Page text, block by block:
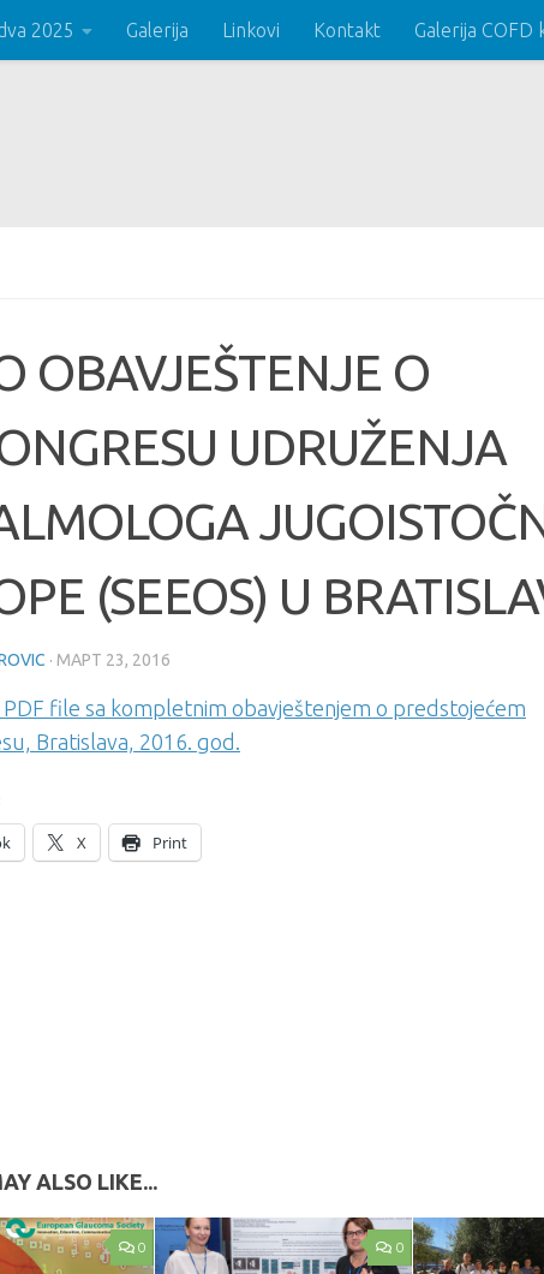
2025 Galerija Linkovi Kontakt Galerija COFD
OBAVJEŠTENJE O
UDRUŽENJA
(SEEOS) U
· МАРТ 23, 2016
file sa kompletnim obavještenjem o predstojećem
Bratislava, 2016. god.
X Print
ALSO LIKE...
0 0